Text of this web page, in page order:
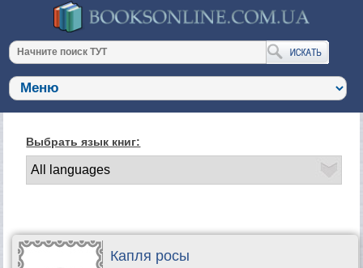
Выбрать язык книг:
Капля росы